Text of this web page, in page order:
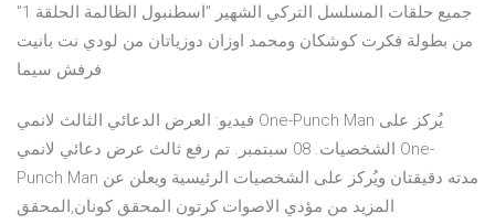
جميع حلقات المسلسل التركي الشهير "اسطنبول الظالمة الحلقة 1"
من بطولة فكرت كوشكان ومحمد اوزان دوزياتان من لودي نت بانيت
فرفش سيما
فيديو: العرض الدعائي الثالث لانمي One-Punch Man يُركز على
الشخصيات. 08 سبتمبر. تم رفع ثالث عرض دعائي لانمي One-
Punch Man مدته دقيقتان ويُركز على الشخصيات الرئيسية ويعلن عن
المزيد من مؤدي الاصوات كرتون المحقق كونان,المحقق